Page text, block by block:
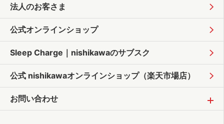
法人のお客さま
公式オンラインショップ
Sleep Charge｜ nishikawaのサブスク
公式 nishikawaオンラインショップ（楽天市場店）
お問い合わせ